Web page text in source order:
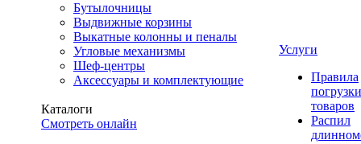
Бутылочницы
Выдвижные корзины
Выкатные колонны и пеналы
Угловые механизмы
Шеф-центры
Аксессуары и комплектующие
Каталоги
Смотреть онлайн
Услуги
Правила
погрузки
товаров
Распил